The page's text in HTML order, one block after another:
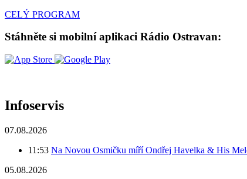
CELÝ PROGRAM
Stáhněte si mobilní aplikaci Rádio Ostravan:
Infoservis
07.08.2026
11:53 Na Novou Osmičku míří Ondřej Havelka & His
05.08.2026